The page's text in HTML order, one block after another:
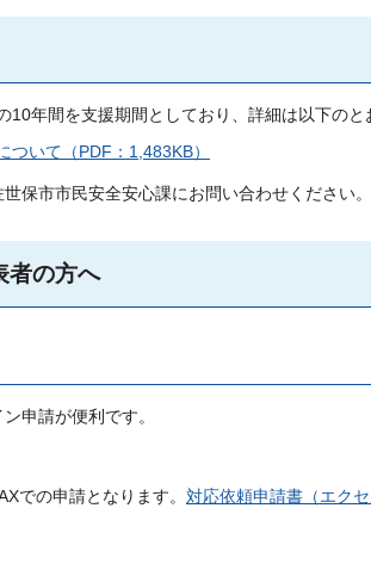
年間を支援期間としており、詳細は以下のと
ついて（PDF：1,483KB）
保市市民安全安心課にお問い合わせください。
者の方へ
申請が便利です。
での申請となります。 対応依頼申請書（エクセ